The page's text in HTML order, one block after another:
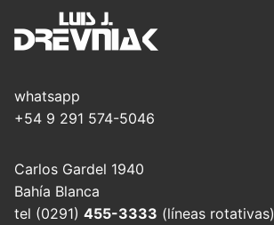
whatsapp
+54 9 291 574-5046
Carlos Gardel 1940
Bahía Blanca
tel (0291) 455-3333 (líneas rotativas)